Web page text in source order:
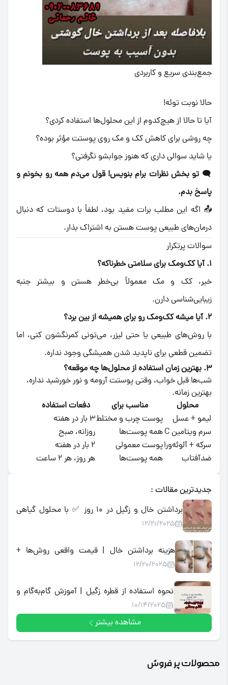
جمع‌بندی سریع و کاربردی
محلول مناسب برای
دفعات استفاده
لیمو + عسل
پوست چرب و مختلط۳ بار در هفته
سرم ویتامین C
همه پوست‌ها
روزانه، صبح
سرکه + آلوئه‌وراپوست معمولی
۲ بار در هفته
ضدآفتاب
همه پوست‌ها هر روز، هر ۲ ساعت
حالا نوبت توئه!
آیا تا حالا از هیچ‌کدوم از این محلول‌ها استفاده کردی؟
چه روشی برای کاهش کک و مک روی پوستت مؤثر بوده؟
یا شاید سوالی داری که هنوز جوابشو نگرفتی؟
🗨️ تو بخش نظرات برام بنویس! قول می‌دم همه رو بخونم و
پاسخ بدم.
📤 اگه این مطلب برات مفید بود، لطفاً با دوستات که دنبال
درمان‌های طبیعی پوست هستن به اشتراک بذار.
سوالات پرتکرار
۱. آیا کک‌ومک برای سلامتی خطرناکه؟
خیر، کک و مک معمولاً بی‌خطر هستن و بیشتر جنبه
زیبایی‌شناسی دارن.
۲. آیا میشه کک‌ومک رو برای همیشه از بین برد؟
با روش‌های طبیعی یا حتی لیزر، می‌تونی کمرنگشون کنی، اما
تضمین قطعی برای ناپدید شدن همیشگی وجود نداره.
۳. بهترین زمان استفاده از محلول‌ها چه موقعه؟
شب‌ها قبل خواب، وقتی پوستت آرومه و نور خورشید نداره،
بهترین زمانه.
جدیدترین مقالات :
برداشتن خال و زگیل در ۱۰ روز ✅ با محلول گیاهی
اسید میوه | تضمینی، بدون درد و جراحی
12/21/2025
هزینه برداشتن خال | قیمت واقعی روش‌ها +
جایگزین خانگی کم‌هزینه
12/20/2025
نحوه استفاده از قطره زگیل | آموزش گام‌به‌گام و
مراقبت پس از آن
10/14/2025
مشاهده بیشتر
محصولات پر فروش